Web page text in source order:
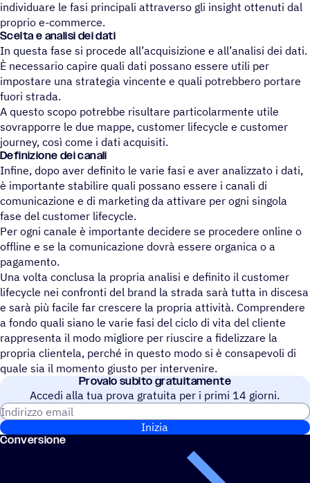
individuare le fasi principali attraverso gli insight ottenuti dal
proprio e-commerce.
Scelta e analisi dei dati
In questa fase si procede all’acquisizione e all’analisi dei dati.
È necessario capire quali dati possano essere utili per
impostare una strategia vincente e quali potrebbero portare
fuori strada.
A questo scopo potrebbe risultare particolarmente utile
sovrapporre le due mappe, customer lifecycle e customer
journey, così come i dati acquisiti.
Definizione dei canali
Infine, dopo aver definito le varie fasi e aver analizzato i dati,
è importante stabilire quali possano essere i canali di
comunicazione e di marketing da attivare per ogni singola
fase del customer lifecycle.
Per ogni canale è importante decidere se procedere online o
offline e se la comunicazione dovrà essere organica o a
pagamento.
Una volta conclusa la propria analisi e definito il customer
lifecycle nei confronti del brand la strada sarà tutta in discesa
e sarà più facile far crescere la propria attività. Comprendere
a fondo quali siano le varie fasi del ciclo di vita del cliente
rappresenta il modo migliore per riuscire a fidelizzare la
propria clientela, perché in questo modo si è consapevoli di
quale sia il momento giusto per intervenire.
Provalo subito gratuitamente
Accedi alla tua prova gratuita per i primi 14 giorni.
Inizia
Conver­sione